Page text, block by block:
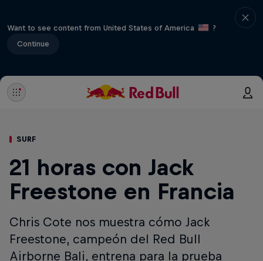
Want to see content from United States of America
?
Continue
SURF
21 horas con Jack
Freestone en Francia
Chris Cote nos muestra cómo Jack
Freestone, campeón del Red Bull
Airborne Bali, entrena para la prueba